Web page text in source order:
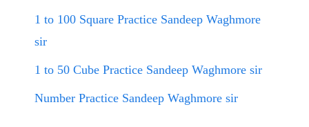
1 to 100 Square Practice Sandeep Waghmore
sir
1 to 50 Cube Practice Sandeep Waghmore sir
Number Practice Sandeep Waghmore sir